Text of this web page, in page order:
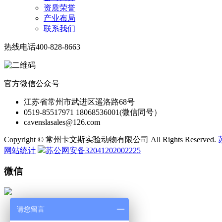
资质荣誉
产业布局
联系我们
热线电话400-828-8663
官方微信公众号
江苏省常州市武进区遥洛路68号
0519-85517971 18068536001(微信同号）
cavenslasales@126.com
Copyright © 常州卡文斯实验动物有限公司 All Rights Reserved.
网站统计
苏公网安备32041202002225
微信
微 信
请您留言